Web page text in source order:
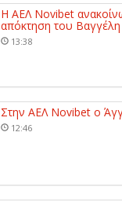
Η ΑΕΛ Novibet
απόκτηση του
13:38
Στην ΑΕΛ Novibet ο
12:46